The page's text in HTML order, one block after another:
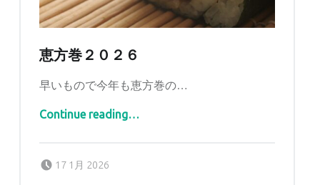
恵方巻２０２６
早いもので今年も恵方巻の…
Continue reading“恵方巻２０２６”
…
17 1月 2026